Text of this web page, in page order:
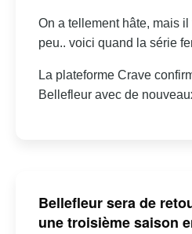
On a tellement hâte, mais
peu.. voici quand la série
La plateforme Crave
Bellefleur avec de
Bellefleur sera de
une troisième saison